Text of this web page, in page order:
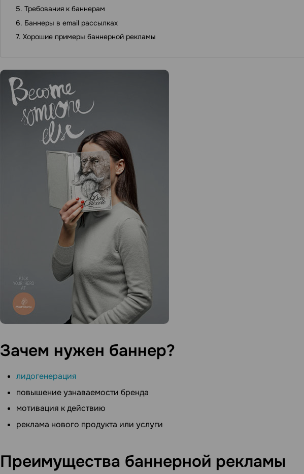
Требования к баннерам
Баннеры в email рассылках
Хорошие примеры баннерной рекламы
Зачем нужен баннер?
лидогенерация
повышение узнаваемости бренда
мотивация к действию
реклама нового продукта или услуги
Преимущества баннерной рекламы